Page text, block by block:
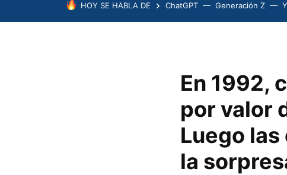
HOY SE HABLA DE ChatGPT Generación Z
En 1992,
por valor
Luego
la